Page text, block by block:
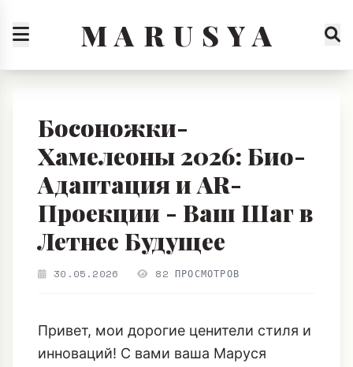
M A R U S Y A
Босоножки-
Хамелеоны 2026: Био-
Адаптация и AR-
Проекции - Ваш Шаг в
Летнее Будущее
30.05.2026 82 ПРОСМОТРОВ
Привет, мои дорогие ценители стиля и
инноваций! С вами ваша Маруся